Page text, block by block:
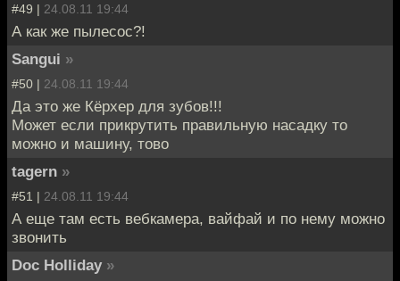
#49 | 24.08.11 19:44
А как же пылесос?!
Sangui »
#50 | 24.08.11 19:44
Да это же Кёрхер для зубов!!!
Может если прикрутить правильную насадку то
можно и машину, тово
tagern »
#51 | 24.08.11 19:44
А еще там есть вебкамера, вайфай и по нему можно
звонить
Doc Holliday »